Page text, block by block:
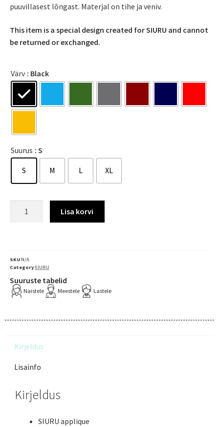
puuvillasest lõngast. Materjal on tihe ja veniv.
This item is a special design created for SIURU and cannot
be returned or exchanged.
Värv : Black
Suurus : S
S M L XL
Lisa korvi
SKU N/A
CategorySIURU
Suuruste tabelid
Naistele Meestele Lastele
Kirjeldus
Lisainfo
Kirjeldus
SIURU applique